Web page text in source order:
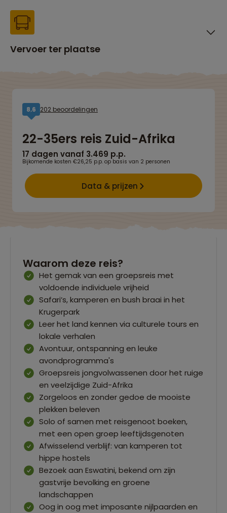
Vervoer ter plaatse
8,6 202 beoordelingen
22-35ers reis Zuid-Afrika
17 dagen vanaf 3.469 p.p.
Bijkomende kosten €26,25 p.p. op basis van 2 personen
Data & prijzen
Waarom deze reis?
Het gemak van een groepsreis met
voldoende individuele vrijheid
Safari’s, kamperen en bush braai in het
Krugerpark
Leer het land kennen via culturele tours en
lokale verhalen
Avontuur, ontspanning en leuke
avondprogramma's
Groepsreis jongvolwassenen door het ruige
en veelzijdige Zuid-Afrika
Zorgeloos en zonder gedoe de mooiste
plekken beleven
Solo of samen met reisgenoot boeken,
met een open groep leeftijdsgenoten
Afwisselend verblijf: van kamperen tot
hippe hostels
Bezoek aan Eswatini, bekend om zijn
gastvrije bevolking en groene
landschappen
Oog in oog met imposante nijlpaarden en